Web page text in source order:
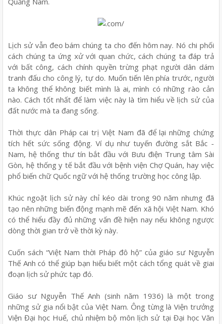
Lịch sử vẫn đeo bám chúng ta cho đến hôm nay. Nó chi phối
cách chúng ta ứng xử với quan chức, cách chúng ta đáp trả
với bất công, cách chính quyền trừng phạt người dân dám
tranh đấu cho công lý, tự do. Muốn tiến lên phía trước, người
ta không thể không biết mình là ai, mình có những rào cản
nào. Cách tốt nhất để làm việc này là tìm hiểu về lịch sử của
đất nước mà ta đang sống.
Thời thực dân Pháp cai trị Việt Nam đã để lại những chứng
tích hết sức sống động. Ví dụ như tuyến đường sắt Bắc -
Nam, hệ thống thư tín bắt đầu với Bưu điện Trung tâm Sài
Gòn, hệ thống y tế bắt đầu với bệnh viện Chợ Quán, hay việc
phổ biến chữ Quốc ngữ với hệ thống trường học công lập.
Khúc ngoặt lịch sử này chỉ kéo dài trong 90 năm nhưng đã
tạo nên những biến động mạnh mẽ đến xã hội Việt Nam. Khó
có thể hiểu đầy đủ những vấn đề hiện nay nếu không ngược
dòng thời gian trở về thời kỳ này.
Cuốn sách “Việt Nam thời Pháp đô hộ” của giáo sư Nguyễn
Thế Anh có thể giúp bạn hiểu biết một cách tổng quát về giai
đoạn lịch sử phức tạp đó.
Giáo sư Nguyễn Thế Anh (sinh năm 1936) là một trong
những sử gia nổi bật của Việt Nam. Ông từng là Viện trưởng
Viện Đại học Huế, chủ nhiệm bộ môn lịch sử tại Đại học Văn